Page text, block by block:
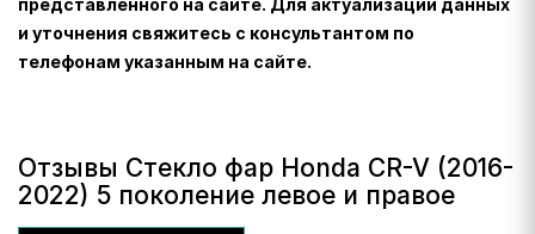
и уточнения свяжитесь с консультантом по
телефонам указанным на сайте.
Отзывы Стекло фар Honda CR-V (2016-
2022) 5 поколение левое и правое